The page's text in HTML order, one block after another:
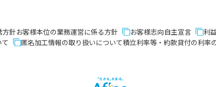
方針お客様本位の業務運営に係る方針 お客様志向自主宣言 利
匿名加工情報の取り扱いについて積立利率等・約款貸付の利率